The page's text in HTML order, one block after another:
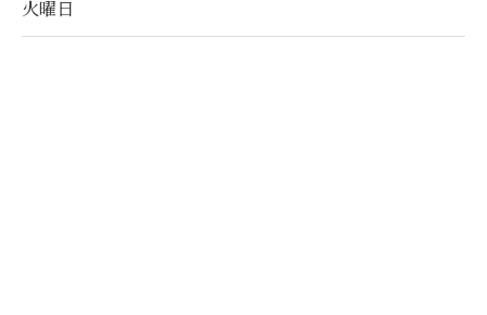
火曜日